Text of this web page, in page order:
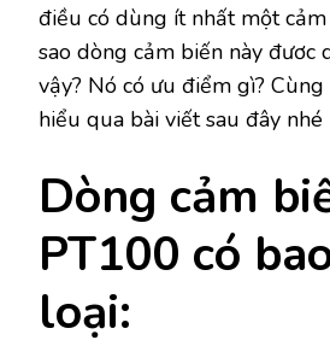
điều có dùng ít nhất một
sao dòng cảm biến này đươc
vậy? Nó có ưu điểm gì?
hiểu qua bài viết sau đây nhé
Dòng cảm
PT100 có
loại: